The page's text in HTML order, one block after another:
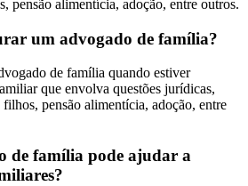
pensão alimentícia, adoção, entre outros.
um advogado de família?
de família quando estiver
que envolva questões jurídicas,
pensão alimentícia, adoção, entre
de família pode ajudar a